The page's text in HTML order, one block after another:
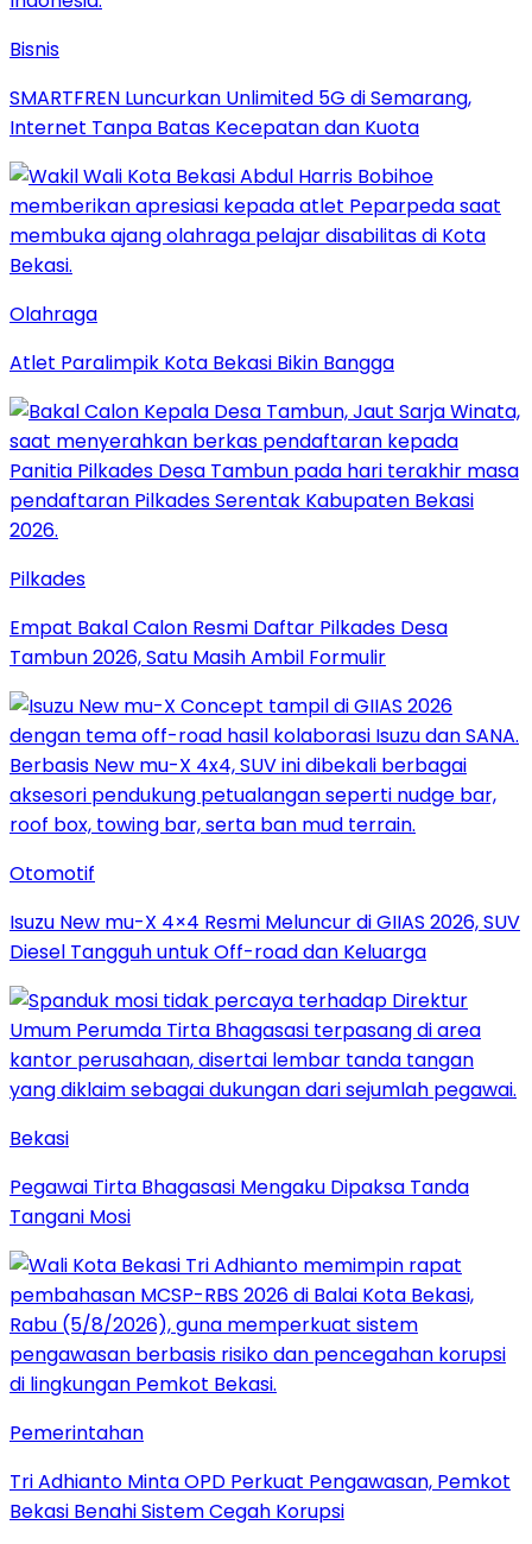
Bisnis
SMARTFREN Luncurkan Unlimited 5G di Semarang,
Internet Tanpa Batas Kecepatan dan Kuota
Olahraga
Atlet Paralimpik Kota Bekasi Bikin Bangga
Pilkades
Empat Bakal Calon Resmi Daftar Pilkades Desa
Tambun 2026, Satu Masih Ambil Formulir
Otomotif
Isuzu New mu-X 4×4 Resmi Meluncur di GIIAS 2026, SUV
Diesel Tangguh untuk Off-road dan Keluarga
Bekasi
Pegawai Tirta Bhagasasi Mengaku Dipaksa Tanda
Tangani Mosi
Pemerintahan
Tri Adhianto Minta OPD Perkuat Pengawasan, Pemkot
Bekasi Benahi Sistem Cegah Korupsi